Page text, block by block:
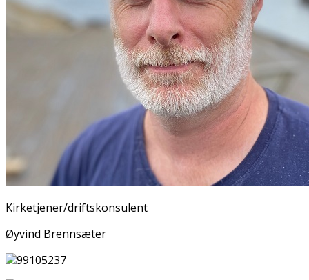
Kirketjener/driftskonsulent
Øyvind Brennsæter
99105237